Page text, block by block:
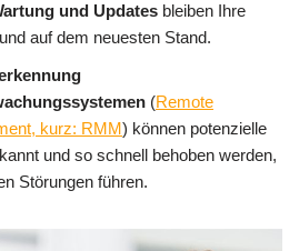
und Updates bleiben Ihre
auf dem neuesten Stand.
(Remote
kurz: RMM) können potenzielle
und so schnell behoben werden,
Störungen führen.